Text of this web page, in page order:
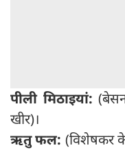
पीली मिठाइयां:
खीर)।
ऋतु फल: (विशेषकर